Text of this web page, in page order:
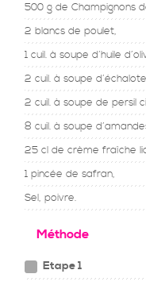
500 g de Champignons
2 blancs de poulet,
1 cuil. à soupe d’huile
2 cuil. à soupe
2 cuil. à soupe de persil
8 cuil. à soupe
25 cl de crème fraîche
1 pincée de safran,
Sel, poivre.
Méthode
Etape 1